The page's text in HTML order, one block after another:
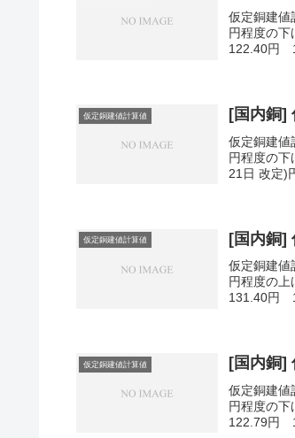
仮定銅建値
円程度の
122.40円
仮定銅建値計算値 [国内銅]
仮定銅建値
円程度の
21日 改定)
仮定銅建値計算値 [国内銅]
仮定銅建値
円程度の
131.40円
仮定銅建値計算値 [国内銅]
仮定銅建値
円程度の
122.79円